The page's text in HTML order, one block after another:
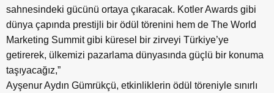
sahnesindeki gücünü ortaya çıkaracak. Kotler Awards gibi
dünya çapında prestijli bir ödül törenini hem de The World
Marketing Summit gibi küresel bir zirveyi Türkiye’ye
getirerek, ülkemizi pazarlama dünyasında güçlü bir konuma
taşıyacağız,”
Ayşenur Aydın Gümrükçü, etkinliklerin ödül töreniyle sınırlı